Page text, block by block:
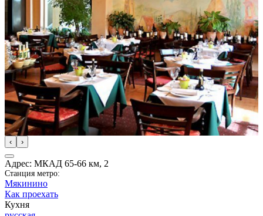
‹ ›
Адрес: МКАД 65-66 км, 2
Станция метро:
Мякинино
Как проехать
Кухня